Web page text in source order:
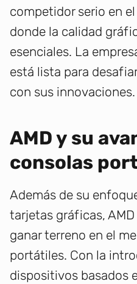
competidor serio en
donde la calidad
esenciales. La
está lista para
con sus innovaciones.
AMD y su
consolas
Además de su
tarjetas gráficas,
ganar terreno en el
portátiles. Con la
dispositivos basados